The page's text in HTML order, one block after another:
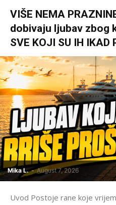
VIŠE NEMA
dobivaju ljubav zbog
SVE KOJI SU IH IKAD
Mika L. - August 7, 2026
Uvod Postoje rane koje